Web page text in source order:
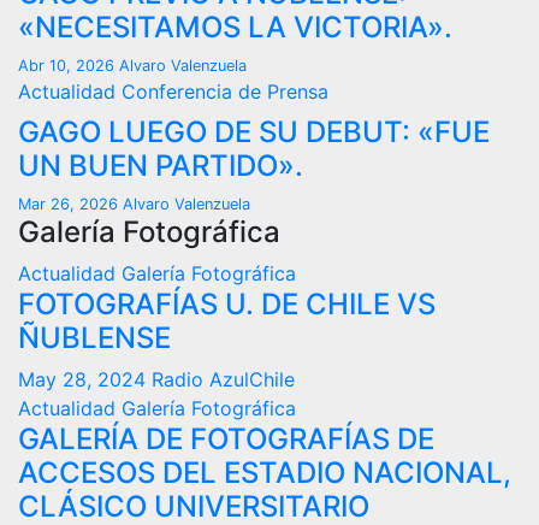
«NECESITAMOS LA VICTORIA».
Abr 10, 2026 Alvaro Valenzuela
Actualidad Conferencia de Prensa
GAGO LUEGO DE SU DEBUT: «FUE
UN BUEN PARTIDO».
Mar 26, 2026 Alvaro Valenzuela
Galería Fotográfica
Actualidad Galería Fotográfica
FOTOGRAFÍAS U. DE CHILE VS
ÑUBLENSE
May 28, 2024 Radio AzulChile
Actualidad Galería Fotográfica
GALERÍA DE FOTOGRAFÍAS DE
ACCESOS DEL ESTADIO NACIONAL,
CLÁSICO UNIVERSITARIO